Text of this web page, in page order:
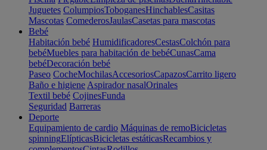
Juguetes ColumpiosToboganesHinchablesCasitas
Mascotas ComederosJaulasCasetas para mascotas
Bebé
Habitación bebé HumidificadoresCestasColchón para
bebéMuebles para habitación de bebéCunasCama
bebéDecoración bebé
Paseo CocheMochilasAccesoriosCapazosCarrito ligero
Baño e higiene Aspirador nasalOrinales
Textil bebé CojinesFunda
Seguridad Barreras
Deporte
Equipamiento de cardio Máquinas de remoBicicletas
spinningElípticasBicicletas estáticasRecambios y